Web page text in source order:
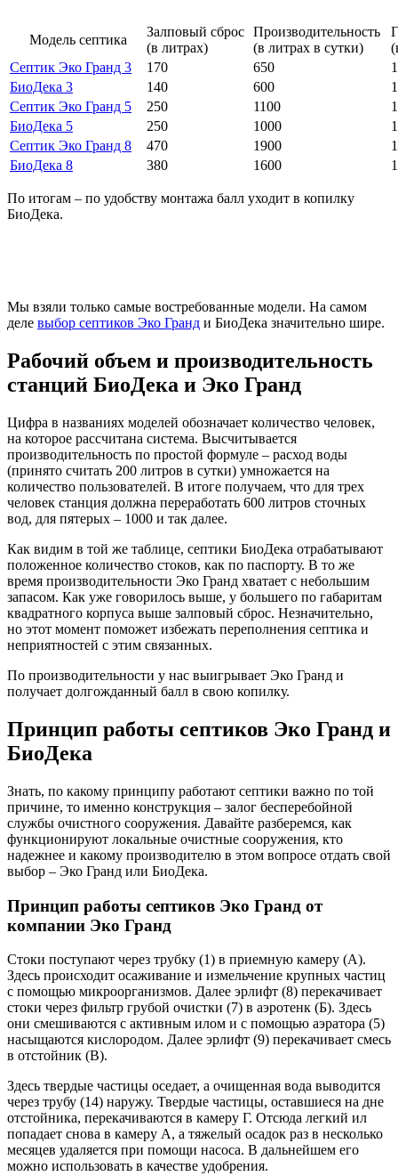
Модель септика
Залповый сброс
(в литрах)
Производительность
(в литрах в сутки)
Септик Эко Гранд 3
170 650
БиоДека 3
140 600
Септик Эко Гранд 5
250 1100
БиоДека 5
250 1000
Септик Эко Гранд 8
470 1900
БиоДека 8
380 1600
По итогам – по удобству монтажа балл уходит в копилку
БиоДека.
Мы взяли только самые востребованные модели. На самом
деле выбор септиков Эко Гранд и БиоДека значительно шире.
Рабочий объем и производительность
станций БиоДека и Эко Гранд
Цифра в названиях моделей обозначает количество человек,
на которое рассчитана система. Высчитывается
производительность по простой формуле – расход воды
(принято считать 200 литров в сутки) умножается на
количество пользователей. В итоге получаем, что для трех
человек станция должна переработать 600 литров сточных
вод, для пятерых – 1000 и так далее.
Как видим в той же таблице, септики БиоДека отрабатывают
положенное количество стоков, как по паспорту. В то же
время производительности Эко Гранд хватает с небольшим
запасом. Как уже говорилось выше, у большего по габаритам
квадратного корпуса выше залповый сброс. Незначительно,
но этот момент поможет избежать переполнения септика и
неприятностей с этим связанных.
По производительности у нас выигрывает Эко Гранд и
получает долгожданный балл в свою копилку.
Принцип работы септиков Эко Гранд и
БиоДека
Знать, по какому принципу работают септики важно по той
причине, то именно конструкция – залог бесперебойной
службы очистного сооружения. Давайте разберемся, как
функционируют локальные очистные сооружения, кто
надежнее и какому производителю в этом вопросе отдать свой
выбор – Эко Гранд или БиоДека.
Принцип работы септиков Эко Гранд от
компании Эко Гранд
Стоки поступают через трубку (1) в приемную камеру (А).
Здесь происходит осаживание и измельчение крупных частиц
с помощью микроорганизмов. Далее эрлифт (8) перекачивает
стоки через фильтр грубой очистки (7) в аэротенк (Б). Здесь
они смешиваются с активным илом и с помощью аэратора (5)
насыщаются кислородом. Далее эрлифт (9) перекачивает смесь
в отстойник (В).
Здесь твердые частицы оседает, а очищенная вода выводится
через трубу (14) наружу. Твердые частицы, оставшиеся на дне
отстойника, перекачиваются в камеру Г. Отсюда легкий ил
попадает снова в камеру А, а тяжелый осадок раз в несколько
месяцев удаляется при помощи насоса. В дальнейшем его
можно использовать в качестве удобрения.